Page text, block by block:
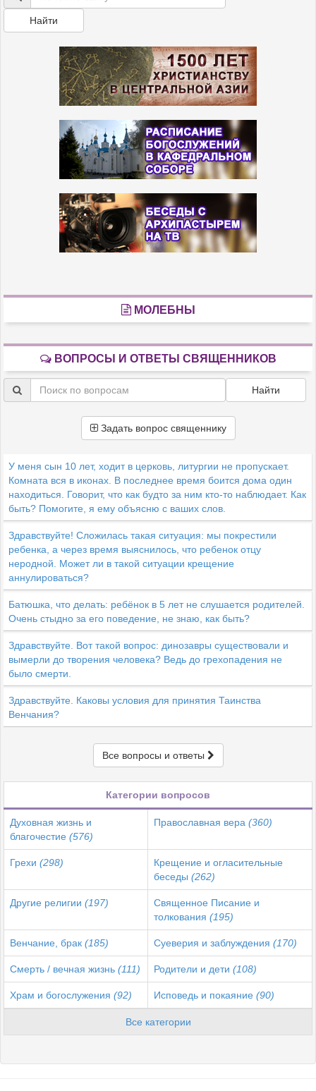
Найти
МОЛЕБНЫ
ВОПРОСЫ И ОТВЕТЫ СВЯЩЕННИКОВ
Найти
Задать вопрос священнику
У меня сын 10 лет, ходит в церковь, литургии не пропускает.
Комната вся в иконах. В последнее время боится дома один
находиться. Говорит, что как будто за ним кто-то наблюдает. Как
быть? Помогите, я ему объясню с ваших слов.
Здравствуйте! Сложилась такая ситуация: мы покрестили
ребенка, а через время выяснилось, что ребенок отцу
неродной. Может ли в такой ситуации крещение
аннулироваться?
Батюшка, что делать: ребёнок в 5 лет не слушается родителей.
Очень стыдно за его поведение, не знаю, как быть?
Здравствуйте. Вот такой вопрос: динозавры существовали и
вымерли до творения человека? Ведь до грехопадения не
было смерти.
Здравствуйте. Каковы условия для принятия Таинства
Венчания?
Все вопросы и ответы
Категории вопросов
Духовная жизнь и
благочестие (576)
Православная вера (360)
Грехи (298)
Крещение и огласительные
беседы (262)
Другие религии (197)
Священное Писание и
толкования (195)
Венчание, брак (185) Суеверия и заблуждения (170)
Смерть / вечная жизнь (111) Родители и дети (108)
Храм и богослужения (92) Исповедь и покаяние (90)
Все категории